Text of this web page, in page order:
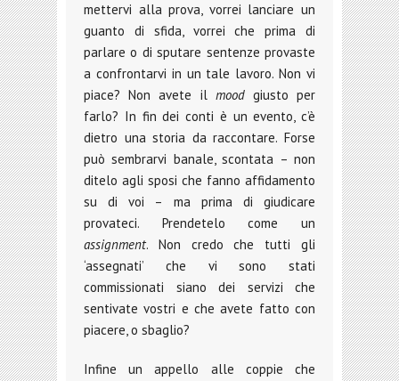
mettervi alla prova, vorrei lanciare un
guanto di sfida, vorrei che prima di
parlare o di sputare sentenze provaste
a confrontarvi in un tale lavoro. Non vi
piace? Non avete il moodgiusto per
farlo? In fin dei conti è un evento, c’è
dietro una storia da raccontare. Forse
può sembrarvi banale, scontata – non
ditelo agli sposi che fanno affidamento
su di voi – ma prima di giudicare
provateci. Prendetelo come un
assignment. Non credo che tutti gli
‘assegnati’ che vi sono stati
commissionati siano dei servizi che
sentivate vostri e che avete fatto con
piacere, o sbaglio?
Infine un appello alle coppie che